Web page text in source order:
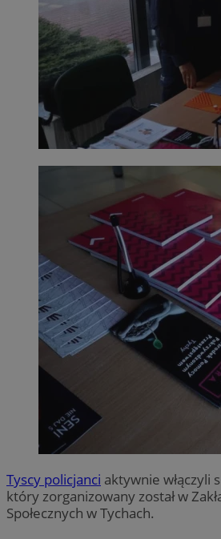
Tyscy policjanci aktywnie włączyli
który zorganizowany został w
Społecznych w Tychach.